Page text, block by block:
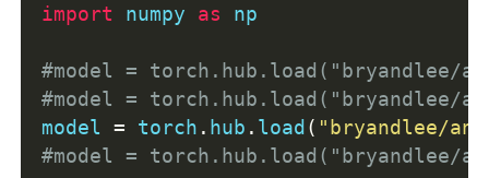
import numpy as np
#model = torch.hub.load("bryandlee/
#model = torch.hub.load("bryandlee/
model = torch . hub . load( "bryandlee/
#model = torch.hub.load("bryandlee/